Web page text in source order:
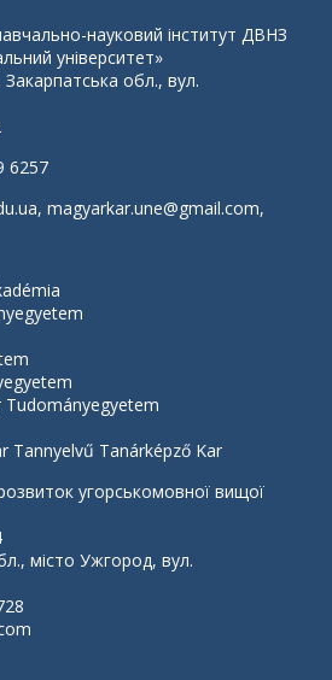
науковий інститут ДВНЗ
університет»
обл., вул.
6257
, magyarkar.une@gmail.com,
Tudományegyetem
Tannyelvű Tanárképző Kar
угорськомовної вищої
місто Ужгород, вул.